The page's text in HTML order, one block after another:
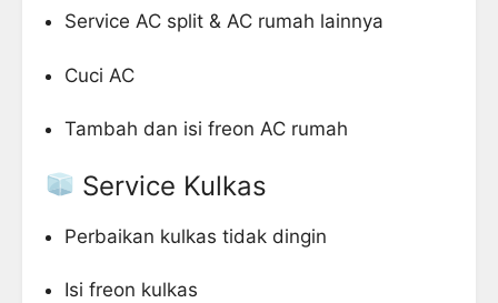
Service AC split & AC rumah lainnya
Cuci AC
Tambah dan isi freon AC rumah
Service Kulkas
Perbaikan kulkas tidak dingin
Isi freon kulkas